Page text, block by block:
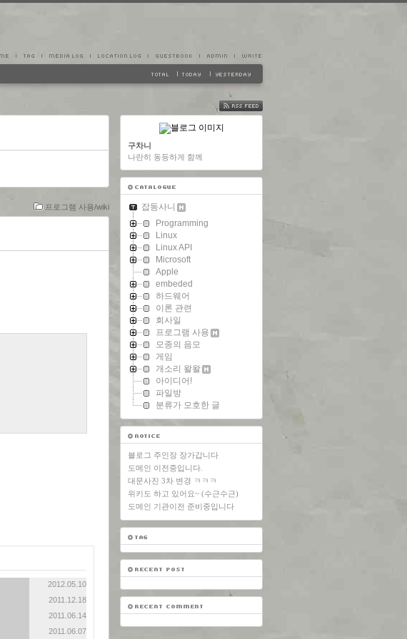
프로그램 사용/wiki
2012.05.10
2011.12.18
2011.06.14
2011.06.07
FEED
구차니
나란히 동등하게 함께
잡동사니
Programming
Linux
Linux API
Microsoft
Apple
embeded
하드웨어
이론 관련
회사일
프로그램 사용
모종의 음모
게임
개소리 왈왈
아이디어!
파일방
분류가 모호한 글
블로그 주인장 장가갑니다
도메인 이전중입니다.
대문사진 3차 변경 ㅋㅋㅋ
위키도 하고 있어요~ (수근수근)
도메인 기관이전 준비중입니다